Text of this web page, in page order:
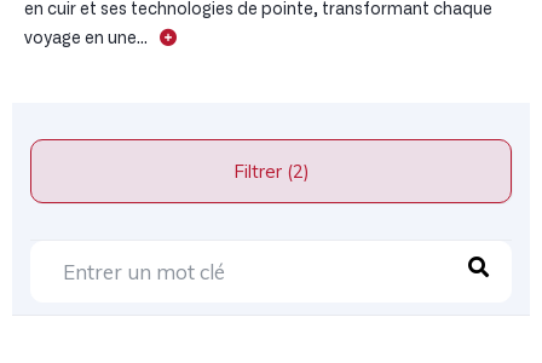
en cuir et ses technologies de pointe, transformant chaque
voyage en une...
Filtrer (2)